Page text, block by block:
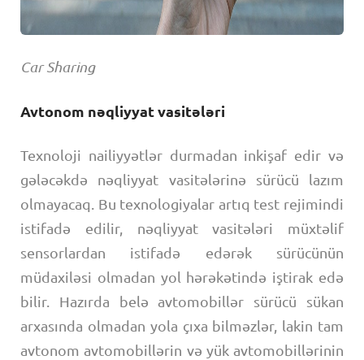
Car Sharing
Avtonom nəqliyyat vasitələri
Texnoloji nailiyyətlər durmadan inkişaf edir və
gələcəkdə nəqliyyat vasitələrinə sürücü lazım
olmayacaq. Bu texnologiyalar artıq test rejimindi
istifadə edilir, nəqliyyat vasitələri müxtəlif
sensorlardan istifadə edərək sürücünün
müdaxiləsi olmadan yol hərəkətində iştirak edə
bilir. Hazırda belə avtomobillər sürücü sükan
arxasında olmadan yola çıxa bilməzlər, lakin tam
avtonom avtomobillərin və yük avtomobillərinin